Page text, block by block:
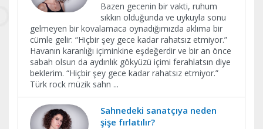
Bazen gecenin bir vakti, ruhum
sıkkın olduğunda ve uykuyla sonu
gelmeyen bir kovalamaca oynadığımızda aklıma bir
cümle gelir: “Hiçbir şey gece kadar rahatsız etmiyor.”
Havanın karanlığı içiminkine eşdeğerdir ve bir an önce
sabah olsun da aydınlık gökyüzü içimi ferahlatsın diye
beklerim. “Hiçbir şey gece kadar rahatsız etmiyor.”
Türk rock müzik sahn ...
Sahnedeki sanatçıya neden
şişe fırlatılır?